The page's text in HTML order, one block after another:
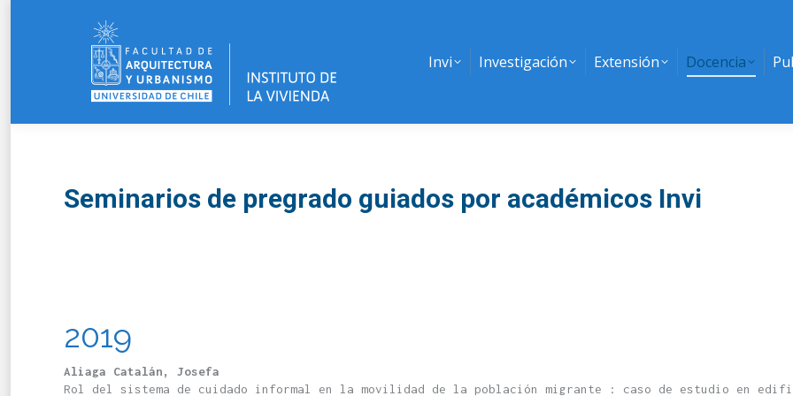
Invi Investigación Extensión Docencia
Seminarios de pregrado guiados por académicos Invi
2019
Aliaga Catalán, Josefa
Rol del sistema de cuidado informal en la movilidad de la población migrante : caso de estudio en